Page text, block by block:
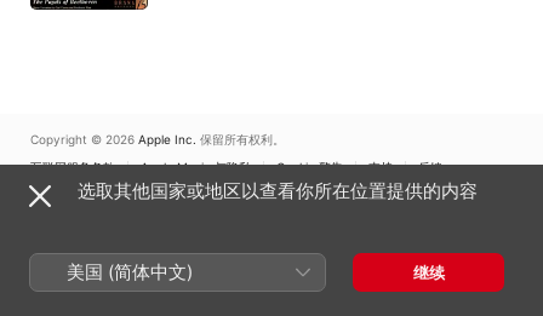
Copyright © 2026 Apple Inc. 保留所有权利。
互联网服务条款
Apple Music 与隐私 Cookie 警告 支持 反馈
选取其他国家或地区以查看你所在位置提供的内容
美国 (简体中文) 继续